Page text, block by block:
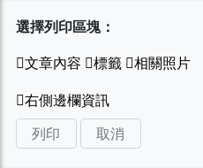
選擇列印區塊：
列印 取消